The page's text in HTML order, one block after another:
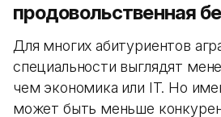
продовольственная
Для многих абитуриентов
специальности выглядят
чем экономика или IT. Но
может быть меньше